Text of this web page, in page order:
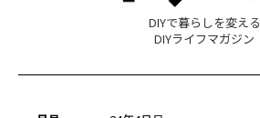
DIYで暮らしを変える
DIYライフマガジン